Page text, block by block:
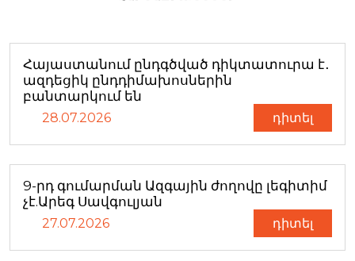
Հայաստանում ընդգծված դիկտատուրա է․
ազդեցիկ ընդդիմախոսներին
բանտարկում են
28.07.2026 դիտել
9-րդ գումարման Ազգային ժողովը լեգիտիմ
չէ.Արեգ Սավգուլյան
27.07.2026 դիտել